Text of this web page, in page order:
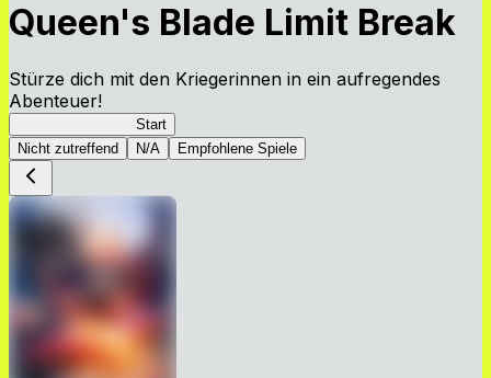
Queen's Blade Limit Break
Stürze dich mit den Kriegerinnen in ein aufregendes
Abenteuer!
Start
Nicht zutreffend
N/A Empfohlene Spiele